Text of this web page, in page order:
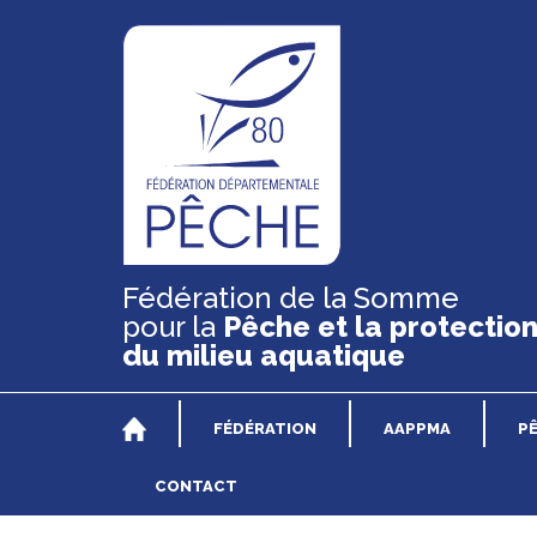
Fédération de la Somme
pour la Pêche et la protection
du milieu aquatique
FÉDÉRATION AAPPMA
CONTACT